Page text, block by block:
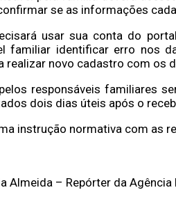
se as informações
usar sua conta do
familiar identificar erro nos
realizar novo cadastro com os
responsáveis familiares
dois dias úteis após o
instrução normativa com as
Almeida – Repórter da Agência